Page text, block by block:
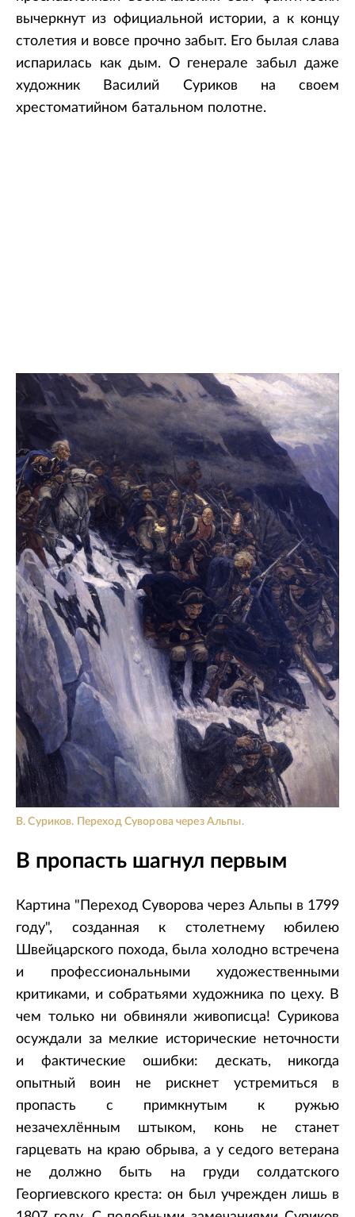
вычеркнут из официальной истории, а к концу
столетия и вовсе прочно забыт. Его былая слава
испарилась как дым. О генерале забыл даже
художник Василий Суриков на своем
хрестоматийном батальном полотне.
В. Суриков. Переход Суворова через Альпы.
В пропасть шагнул первым
Картина "Переход Суворова через Альпы в 1799
году", созданная к столетнему юбилею
Швейцарского похода, была холодно встречена
и профессиональными художественными
критиками, и собратьями художника по цеху. В
чем только ни обвиняли живописца! Сурикова
осуждали за мелкие исторические неточности
и фактические ошибки: дескать, никогда
опытный воин не рискнет устремиться в
пропасть с примкнутым к ружью
незачехлённым штыком, конь не станет
гарцевать на краю обрыва, а у седого ветерана
не должно быть на груди солдатского
Георгиевского креста: он был учрежден лишь в